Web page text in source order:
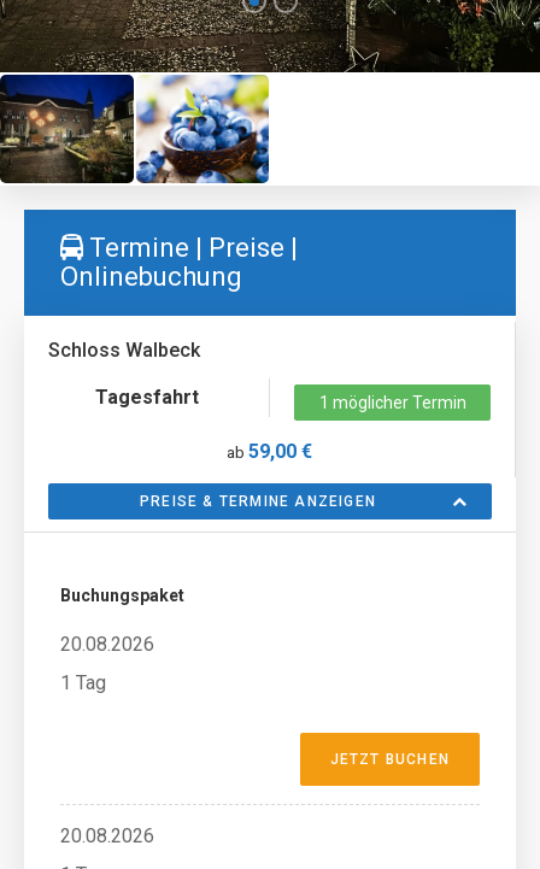
Termine | Preise |
Onlinebuchung
Schloss Walbeck
Tagesfahrt 1 möglicher Termin
ab 59,00 €
PREISE & TERMINE ANZEIGEN
Buchungspaket
20.08.2026
1 Tag
JETZT BUCHEN
20.08.2026